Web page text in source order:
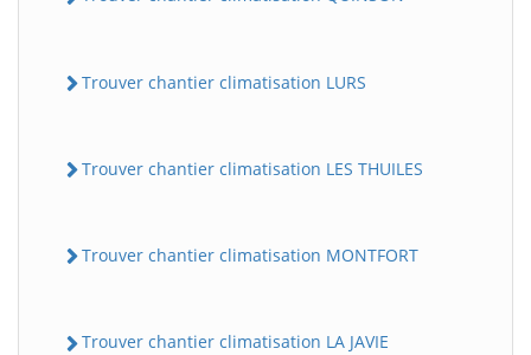
Trouver chantier climatisation LURS
Trouver chantier climatisation LES THUILES
Trouver chantier climatisation MONTFORT
Trouver chantier climatisation LA JAVIE